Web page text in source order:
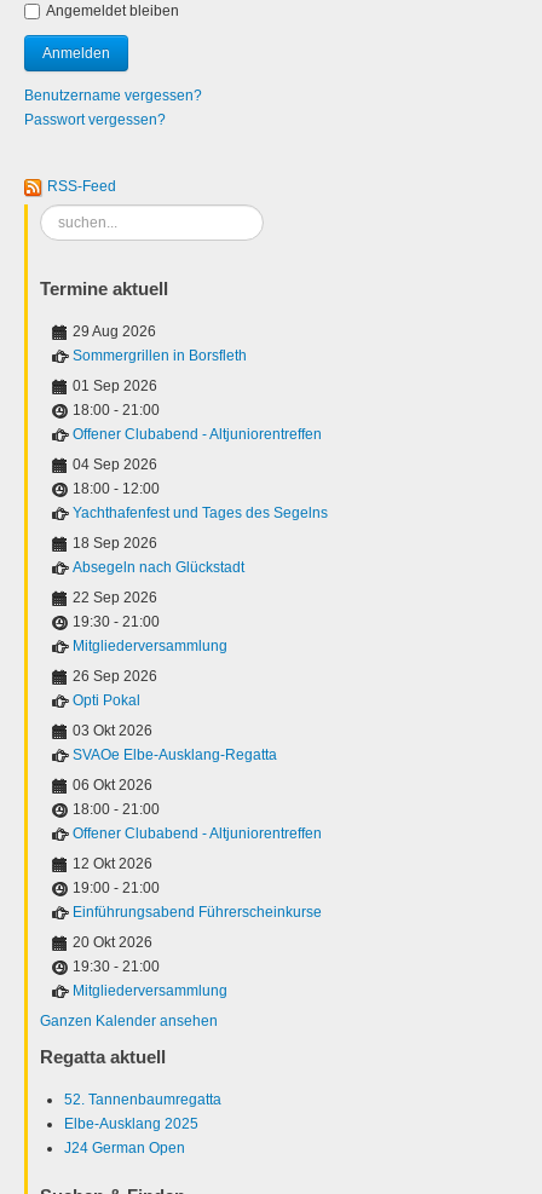
Angemeldet bleiben
Benutzername vergessen?
Passwort vergessen?
RSS-Feed
Suchen
...
Termine aktuell
29 Aug 2026
Sommergrillen in Borsfleth
01 Sep 2026
18:00 - 21:00
Offener Clubabend - Altjuniorentreffen
04 Sep 2026
18:00 - 12:00
Yachthafenfest und Tages des Segelns
18 Sep 2026
Absegeln nach Glückstadt
22 Sep 2026
19:30 - 21:00
Mitgliederversammlung
26 Sep 2026
Opti Pokal
03 Okt 2026
SVAOe Elbe-Ausklang-Regatta
06 Okt 2026
18:00 - 21:00
Offener Clubabend - Altjuniorentreffen
12 Okt 2026
19:00 - 21:00
Einführungsabend Führerscheinkurse
20 Okt 2026
19:30 - 21:00
Mitgliederversammlung
Ganzen Kalender ansehen
Regatta aktuell
52. Tannenbaumregatta
Elbe-Ausklang 2025
J24 German Open